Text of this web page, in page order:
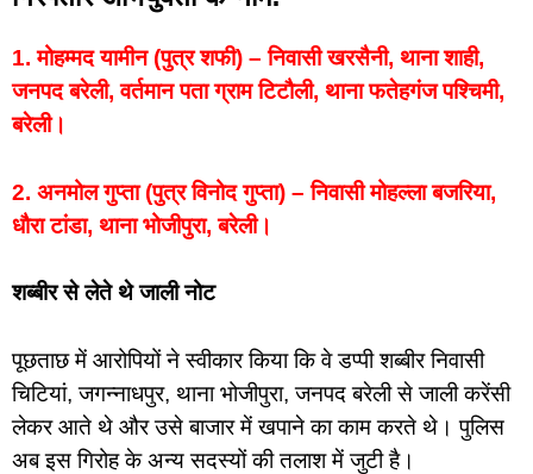
1. मोहम्मद यामीन (पुत्र शफी) – निवासी खरसैनी, थाना शाही,
जनपद बरेली, वर्तमान पता ग्राम टिटौली, थाना फतेहगंज पश्चिमी,
बरेली।
2. अनमोल गुप्ता (पुत्र विनोद गुप्ता) – निवासी मोहल्ला बजरिया,
धौरा टांडा, थाना भोजीपुरा, बरेली।
शब्बीर से लेते थे जाली नोट
पूछताछ में आरोपियों ने स्वीकार किया कि वे डप्पी शब्बीर निवासी
चिटियां, जगन्नाधपुर, थाना भोजीपुरा, जनपद बरेली से जाली करेंसी
लेकर आते थे और उसे बाजार में खपाने का काम करते थे। पुलिस
अब इस गिरोह के अन्य सदस्यों की तलाश में जुटी है।